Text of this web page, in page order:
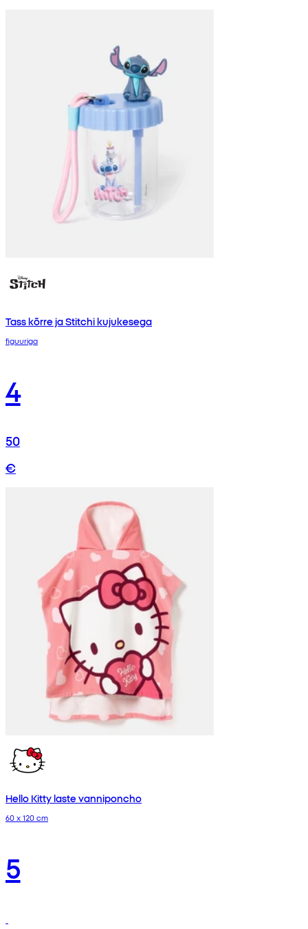
Tass kõrre ja Stitchi kujukesega
figuuriga
4
50
€
Hello Kitty laste vanniponcho
60 x 120 cm
5